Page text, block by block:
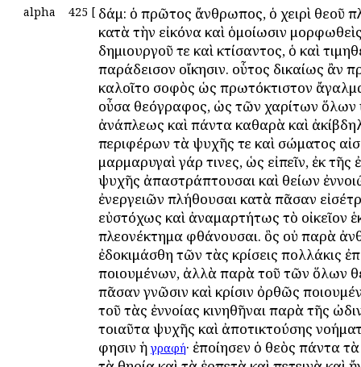
alpha 425 [ Ἀδάμ: ὁ πρῶτος ἄνθρωπος, ὁ χειρὶ θεοῦ
κατὰ τὴν εἰκόνα καὶ ὁμοίωσιν
δημιουργοῦ τε καὶ κτίσαντος, ὁ καὶ
παράδεισον οἴκησιν. οὗτος δικαίως ἂν
καλοῖτο σοφὸς ὡς πρωτόκτιστον
οὖσα θεόγραφος, ὡς τῶν χαρίτων
ἀνάπλεως καὶ πάντα καθαρὰ καὶ
περιφέρων τὰ ψυχῆς τε καὶ σώματος
μαρμαρυγαὶ γάρ τινες, ὡς εἰπεῖν, ἐκ τῆς
ψυχῆς ἀπαστράπτουσαι καὶ θείων
ἐνεργειῶν πλήθουσαι κατὰ πᾶσαν
εὐστόχως καὶ ἀναμαρτήτως τὸ οἰκεῖον
πλεονέκτημα φθάνουσαι. ὃς οὐ παρὰ
ἐδοκιμάσθη τῶν τὰς κρίσεις πολλάκις
ποιουμένων, ἀλλὰ παρὰ τοῦ τῶν ὅλων
πᾶσαν γνῶσιν καὶ κρίσιν ὀρθῶς
τοῦ τὰς ἐννοίας κινηθῆναι παρὰ τῆς
τοιαῦτα ψυχῆς καὶ ἀποτικτούσης
φησιν ἡγραφή· ἐποίησεν ὁ θεὸς πάντα